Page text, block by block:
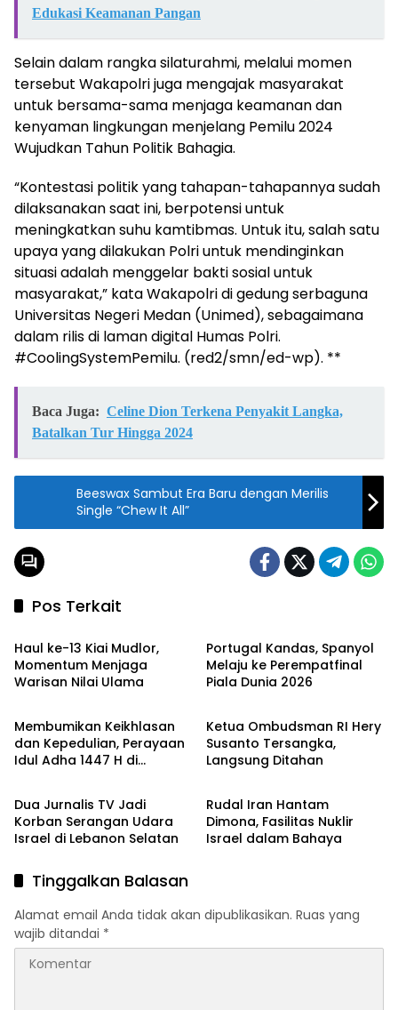
Edukasi Keamanan Pangan
Selain dalam rangka silaturahmi, melalui momen
tersebut Wakapolri juga mengajak masyarakat
untuk bersama-sama menjaga keamanan dan
kenyaman lingkungan menjelang Pemilu 2024
Wujudkan Tahun Politik Bahagia.
“Kontestasi politik yang tahapan-tahapannya sudah
dilaksanakan saat ini, berpotensi untuk
meningkatkan suhu kamtibmas. Untuk itu, salah satu
upaya yang dilakukan Polri untuk mendinginkan
situasi adalah menggelar bakti sosial untuk
masyarakat,” kata Wakapolri di gedung serbaguna
Universitas Negeri Medan (Unimed), sebagaimana
dalam rilis di laman digital Humas Polri.
#CoolingSystemPemilu. (red2/smn/ed-wp). **
Baca Juga: Celine Dion Terkena Penyakit Langka,
Batalkan Tur Hingga 2024
Beeswax Sambut Era Baru dengan Merilis
Single “Chew It All”
Pos Terkait
Berita
Haul ke-13 Kiai Mudlor,
Momentum Menjaga
Warisan Nilai Ulama
Portugal Kandas, Spanyol
Melaju ke Perempatfinal
Piala Dunia 2026
Berita
Membumikan Keikhlasan
dan Kepedulian, Perayaan
Idul Adha 1447 H di
Berita
Ketua Ombudsman RI Hery
Susanto Tersangka,
Langsung Ditahan
Berita
Dua Jurnalis TV Jadi
Korban Serangan Udara
Israel di Lebanon Selatan
Berita
Rudal Iran Hantam
Dimona, Fasilitas Nuklir
Israel dalam Bahaya
Tinggalkan Balasan
Alamat email Anda tidak akan dipublikasikan. Ruas yang
wajib ditandai *